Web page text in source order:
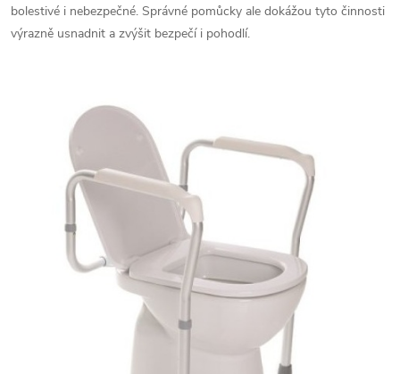
bolestivé i nebezpečné. Správné pomůcky ale dokážou tyto činnosti
výrazně usnadnit a zvýšit bezpečí i pohodlí.